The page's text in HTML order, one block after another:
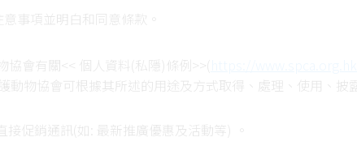
述的備註之解釋權。
事項並明白和同意條款。
會有關<< 個人資料(私隱)條例>>(
動物協會可根據其所述的用途及方式取得、處理、使用、披
接促銷通訊(如: 最新推廣優惠及活動等) 。